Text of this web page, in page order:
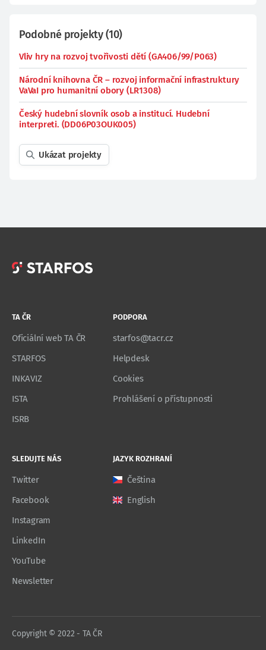
Podobné projekty(10)
Vliv hry na rozvoj tvořivosti dětí (GA406/99/P063)
Národní knihovna ČR – rozvoj informační infrastruktury
VaVaI pro humanitní obory (LR1308)
Český hudební slovník osob a institucí. Hudební
interpreti. (DD06P03OUK005)
Ukázat projekty
TA ČR
Oficiální web TA ČR
STARFOS
INKAVIZ
ISTA
ISRB
PODPORA
starfos@tacr.cz
Helpdesk
Cookies
Prohlášení o přístupnosti
SLEDUJTE NÁS
Twitter
Facebook
Instagram
LinkedIn
YouTube
Newsletter
JAZYK ROZHRANÍ
Čeština
English
Copyright © 2022 - TA ČR